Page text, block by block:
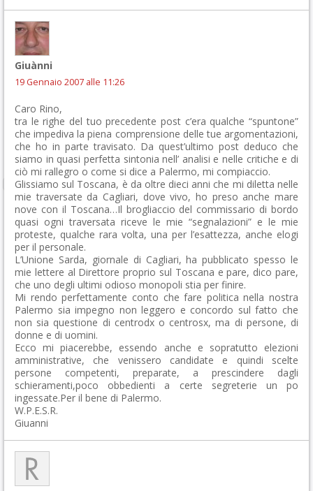
Giuànni
19 Gennaio 2007 alle 11:26
Caro Rino,
tra le righe del tuo precedente post c’era qualche “spuntone”
che impediva la piena comprensione delle tue argomentazioni,
che ho in parte travisato. Da quest’ultimo post deduco che
siamo in quasi perfetta sintonia nell’ analisi e nelle critiche e di
ciò mi rallegro o come si dice a Palermo, mi compiaccio.
Glissiamo sul Toscana, è da oltre dieci anni che mi diletta nelle
mie traversate da Cagliari, dove vivo, ho preso anche mare
nove con il Toscana…Il brogliaccio del commissario di bordo
quasi ogni traversata riceve le mie “segnalazioni” e le mie
proteste, qualche rara volta, una per l’esattezza, anche elogi
per il personale.
L’Unione Sarda, giornale di Cagliari, ha pubblicato spesso le
mie lettere al Direttore proprio sul Toscana e pare, dico pare,
che uno degli ultimi odioso monopoli stia per finire.
Mi rendo perfettamente conto che fare politica nella nostra
Palermo sia impegno non leggero e concordo sul fatto che
non sia questione di centrodx o centrosx, ma di persone, di
donne e di uomini.
Ecco mi piacerebbe, essendo anche e sopratutto elezioni
amministrative, che venissero candidate e quindi scelte
persone competenti, preparate, a prescindere dagli
schieramenti,poco obbedienti a certe segreterie un po
ingessate.Per il bene di Palermo.
W.P.E.S.R.
Giuanni